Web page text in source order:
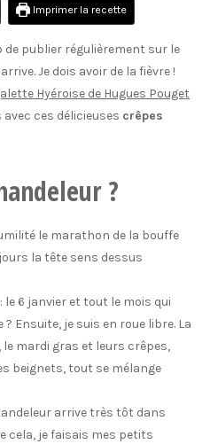
Imprimer la recette
de publier régulièrement sur le
Je dois avoir de la fièvre !
Hyéroise de Hugues Pouget
ces délicieuses crêpes
?
le marathon de la bouffe
la tête sens dessus
le 6 janvier et tout le mois qui
Ensuite, je suis en roue libre. La
le mardi gras et leurs crêpes,
beignets, tout se mélange
arrive très tôt dans
cela, je faisais mes petits